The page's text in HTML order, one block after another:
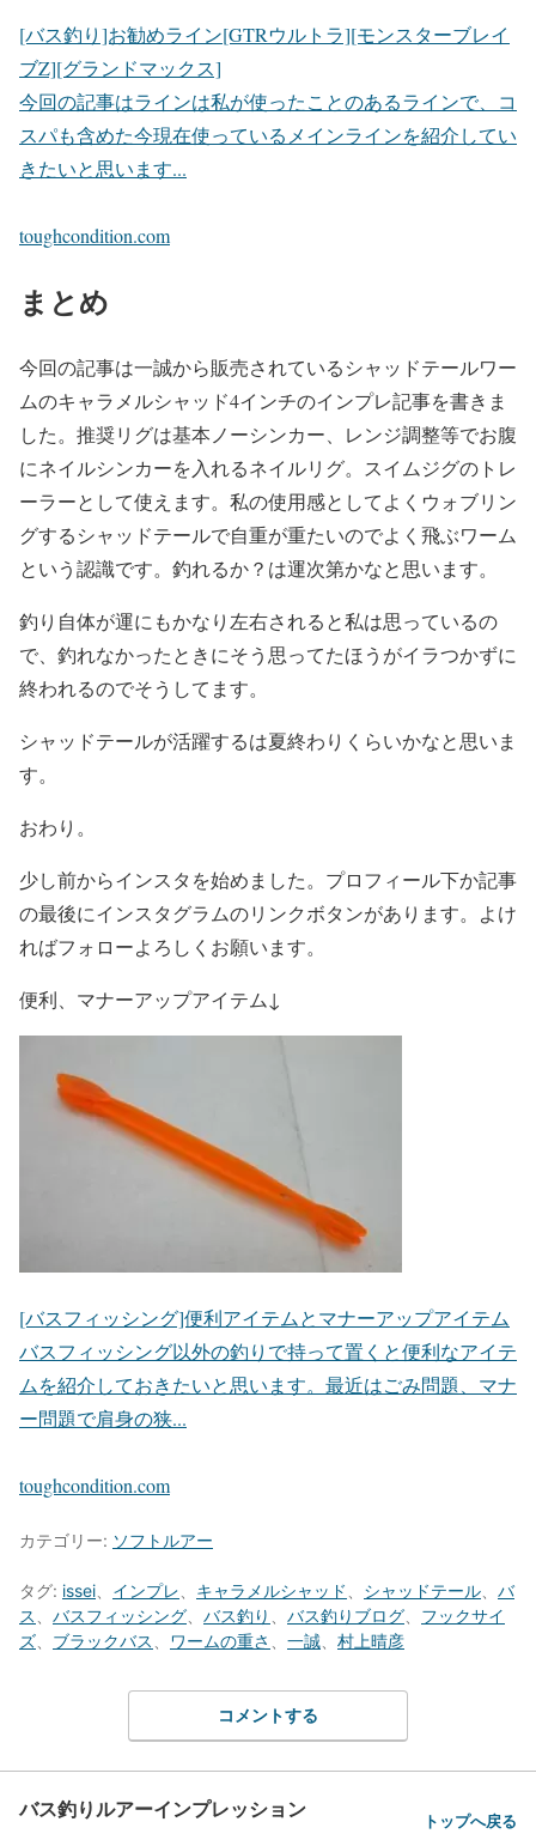
[バス釣り]お勧めライン[GTRウルトラ][モンスターブレイ
ブZ][グランドマックス]
今回の記事はラインは私が使ったことのあるラインで、コ
スパも含めた今現在使っているメインラインを紹介してい
きたいと思います...
toughcondition.com
まとめ
今回の記事は一誠から販売されているシャッドテールワー
ムのキャラメルシャッド4インチのインプレ記事を書きま
した。推奨リグは基本ノーシンカー、レンジ調整等でお腹
にネイルシンカーを入れるネイルリグ。スイムジグのトレ
ーラーとして使えます。私の使用感としてよくウォブリン
グするシャッドテールで自重が重たいのでよく飛ぶワーム
という認識です。釣れるか？は運次第かなと思います。
釣り自体が運にもかなり左右されると私は思っているの
で、釣れなかったときにそう思ってたほうがイラつかずに
終われるのでそうしてます。
シャッドテールが活躍するは夏終わりくらいかなと思いま
す。
おわり。
少し前からインスタを始めました。プロフィール下か記事
の最後にインスタグラムのリンクボタンがあります。よけ
ればフォローよろしくお願います。
便利、マナーアップアイテム↓
[バスフィッシング]便利アイテムとマナーアップアイテム
バスフィッシング以外の釣りで持って置くと便利なアイテ
ムを紹介しておきたいと思います。最近はごみ問題、マナ
ー問題で肩身の狭...
toughcondition.com
カテゴリー: ソフトルアー
タグ: issei インプレ キャラメルシャッド シャッドテール
バ
ス
バスフィッシング バス釣り バス釣りブログ
フックサイ
ズ
ブラックバス ワームの重さ 一誠 村上晴彦
コメントする
バス釣りルアーインプレッション トップへ戻る